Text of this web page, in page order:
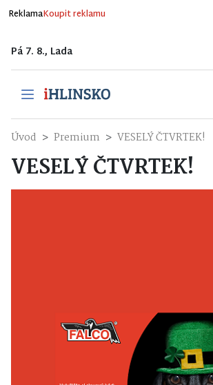
ReklamaKoupit reklamu
Pá 7. 8., Lada
Úvod Premium VESELÝ ČTVRTEK!
VESELÝ ČTVRTEK!